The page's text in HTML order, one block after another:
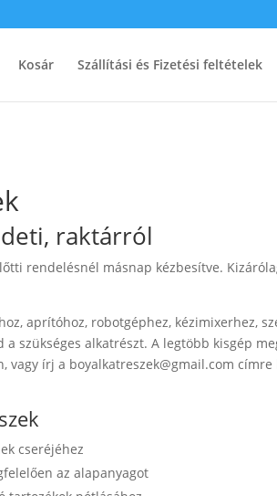
Kosár Szállítási és Fizetési feltételek
raktárról
rendelésnél másnap kézbesítve.
aprítóhoz, robotgéphez, kézimixerhez,
szükséges alkatrészt. A legtöbb kisgép
vagy írj a boyalkatreszek@gmail.com címre
cseréjéhez
az alapanyagot